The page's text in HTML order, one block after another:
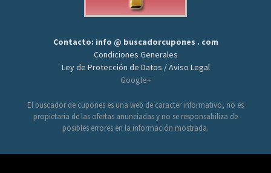
Contacto: info @ buscadorcupones . com
Condiciones Generales
Ley de Protección de Datos / Aviso Legal
Google+
El buscador de cupones es una web de caracter informativo, no es
propietaria de las ofertas anunciadas y no se responsabiliza de
posibles errores en la información mostrada.